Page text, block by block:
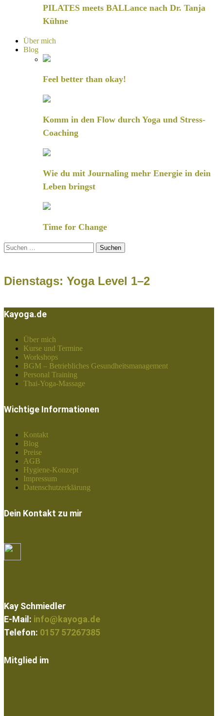
PILATES meets BALLance nach Dr. Tanja
Kühne
Über mich
Blog
Feel better than okay!
Komm in den Flow durch Yoga und Stress-
Coaching
Wie du mit Journaling mehr Energie in dein
Leben bringst
Time for Change
Suchen
nach:
Dienstags: Yoga Level 1–2
Kayoga.de
Über mich
Kurse und Termine
Workshops
BGM – Betriebliches Gesundheitsmanagement
Personal Training
Thai-Yoga-Massage
Wichtige Informationen
Kontakt
Blog
Preise
AGB
Hygiene-Konzept
Impressum
Datenschutzerklärung
Dein Kontakt zu mir
Kay Schmiedler
E-Mail: info@kayoga.de
Telefon: 0157 57267385
Mitglied im